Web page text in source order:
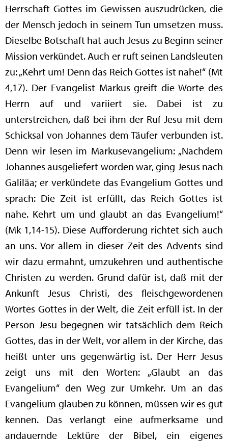
Herrschaft Gottes im Gewissen auszudrücken, die
der Mensch jedoch in seinem Tun umsetzen muss.
Dieselbe Botschaft hat auch Jesus zu Beginn seiner
Mission verkündet. Auch er ruft seinen Landsleuten
zu: „Kehrt um! Denn das Reich Gottes ist nahe!“ (Mt
4,17). Der Evangelist Markus greift die Worte des
Herrn auf und variiert sie. Dabei ist zu
unterstreichen, daß bei ihm der Ruf Jesu mit dem
Schicksal von Johannes dem Täufer verbunden ist.
Denn wir lesen im Markusevangelium: „Nachdem
Johannes ausgeliefert worden war, ging Jesus nach
Galiläa; er verkündete das Evangelium Gottes und
sprach: Die Zeit ist erfüllt, das Reich Gottes ist
nahe. Kehrt um und glaubt an das Evangelium!“
(Mk 1,14-15). Diese Aufforderung richtet sich auch
an uns. Vor allem in dieser Zeit des Advents sind
wir dazu ermahnt, umzukehren und authentische
Christen zu werden. Grund dafür ist, daß mit der
Ankunft Jesus Christi, des fleischgewordenen
Wortes Gottes in der Welt, die Zeit erfüll ist. In der
Person Jesu begegnen wir tatsächlich dem Reich
Gottes, das in der Welt, vor allem in der Kirche, das
heißt unter uns gegenwärtig ist. Der Herr Jesus
zeigt uns mit den Worten: „Glaubt an das
Evangelium“ den Weg zur Umkehr. Um an das
Evangelium glauben zu können, müssen wir es gut
kennen. Das verlangt eine aufmerksame und
andauernde Lektüre der Bibel, ein eigenes